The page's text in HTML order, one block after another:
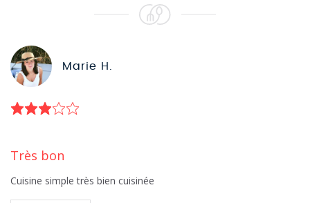
Marie H.
Très bon
Cuisine simple très bien cuisinée